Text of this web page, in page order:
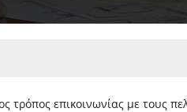
τρόπος επικοινωνίας με τους